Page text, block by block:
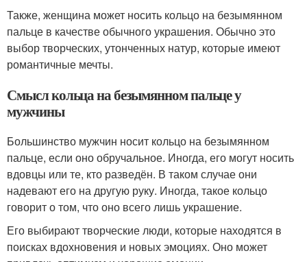
Также, женщина может носить кольцо на безымянном
пальце в качестве обычного украшения. Обычно это
выбор творческих, утонченных натур, которые имеют
романтичные мечты.
Смысл кольца на безымянном пальце у
мужчины
Большинство мужчин носит кольцо на безымянном
пальце, если оно обручальное. Иногда, его могут носить
вдовцы или те, кто разведён. В таком случае они
надевают его на другую руку. Иногда, такое кольцо
говорит о том, что оно всего лишь украшение.
Его выбирают творческие люди, которые находятся в
поисках вдохновения и новых эмоциях. Оно может